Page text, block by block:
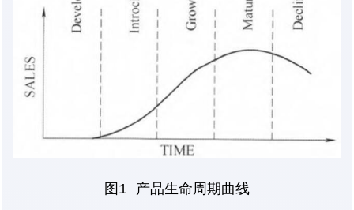
图1 产品生命周期曲线